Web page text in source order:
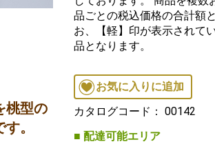
品ごとの税込価格の合計額
お、【軽】印が表示されて
品となります。
お気に入りに追加
カタログコード： 00142
■ 配達可能エリア
桃型の
。